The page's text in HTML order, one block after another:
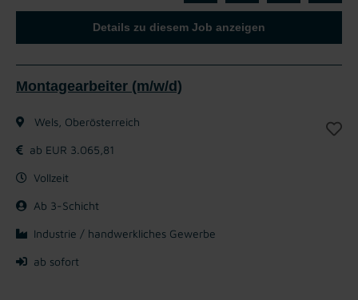
Details zu diesem Job anzeigen
Montagearbeiter (m/w/d)
Wels, Oberösterreich
ab EUR 3.065,81
Vollzeit
Ab 3-Schicht
Industrie / handwerkliches Gewerbe
ab sofort